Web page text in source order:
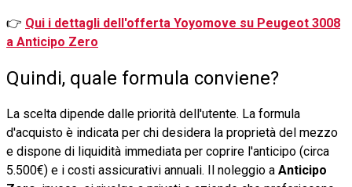
👉 Qui i dettagli dell'offerta Yoyomove su Peugeot 3008
a Anticipo Zero
Quindi, quale formula conviene?
La scelta dipende dalle priorità dell'utente. La formula
d'acquisto è indicata per chi desidera la proprietà del mezzo
e dispone di liquidità immediata per coprire l'anticipo (circa
5.500€) e i costi assicurativi annuali. Il noleggio a Anticipo